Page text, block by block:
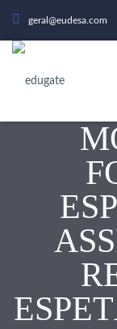
geral@eudesa.com